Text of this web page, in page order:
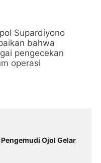
Supardiyono
bahwa
pengecekan
operasi
Ojol Gelar